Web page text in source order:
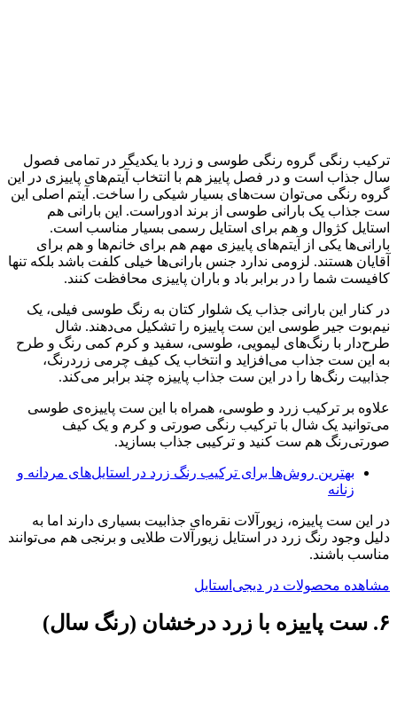
ترکیب رنگی گروه رنگی طوسی و زرد با یکدیگر در تمامی فصول
سال جذاب است و در فصل پاییز هم با انتخاب آیتم‌های پاییزی در این
گروه رنگی می‌توان ست‌های بسیار شیکی را ساخت. آیتم اصلی این
ست جذاب یک بارانی طوسی از برند ادوراست. این بارانی هم
استایل کژوال و هم برای استایل رسمی بسیار مناسب است.
بارانی‌ها یکی از آیتم‌های پاییزی مهم هم برای خانم‌ها و هم برای
آقایان هستند. لزومی ندارد جنس بارانی‌ها خیلی کلفت باشد بلکه تنها
کافیست شما را در برابر باد و باران پاییزی محافظت کنند.
در کنار این بارانی جذاب یک شلوار کتان به رنگ طوسی فیلی، یک
نیم‌بوت جیر طوسی این ست پاییزه را تشکیل می‌دهند. شال
طرح‌دار با رنگ‌های لیمویی، طوسی، سفید و کرم کمی رنگ و طرح
به این ست جذاب می‌افزاید و انتخاب یک کیف چرمی زرد‌رنگ،
جذابیت رنگ‌ها را در این ست جذاب پاییزه چند برابر می‌کند.
علاوه بر ترکیب زرد و طوسی، همراه با این ست پاییزه‌ی طوسی
می‌توانید یک شال با ترکیب رنگی صورتی و کرم و یک کیف
صورتی‌رنگ هم ست کنید و ترکیبی جذاب بسازید.
بهترین روش‌ها برای ترکیب رنگ زرد در استایل‌های مردانه و
زنانه
در این ست پاییزه‌، زیورآلات نقره‌ای جذابیت بسیاری دارند اما به
دلیل وجود رنگ زرد در استایل زیورآلات طلایی و برنجی هم می‌توانند
مناسب باشند.
مشاهده محصولات در دیجی‌استایل
۶. ست پاییزه‌ با زرد درخشان (رنگ سال)